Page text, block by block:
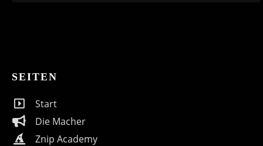
SEITEN
Start
Die Macher
Znip Academy